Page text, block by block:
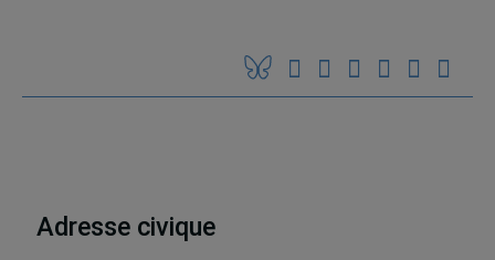
Adresse civique